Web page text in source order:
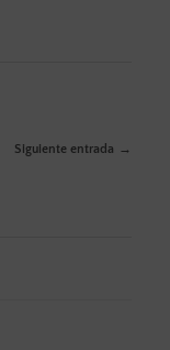
Siguiente entrada